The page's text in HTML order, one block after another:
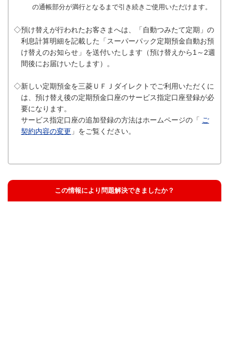
の通帳部分が満行となるまで引き続きご使用いただけます。
◇預け替えが行われたお客さまへは、「自動つみたて定期」の
利息計算明細を記載した「スーパーパック定期預金自動お預
け替えのお知らせ」を送付いたします（預け替えから1～2週
間後にお届けいたします）。
◇新しい定期預金を三菱ＵＦＪダイレクトでご利用いただくに
は、預け替え後の定期預金口座のサービス指定口座登録が必
要になります。
サービス指定口座の追加登録の方法はホームページの「 ご
契約内容の変更 」をご覧ください。
この情報により問題解決できましたか？